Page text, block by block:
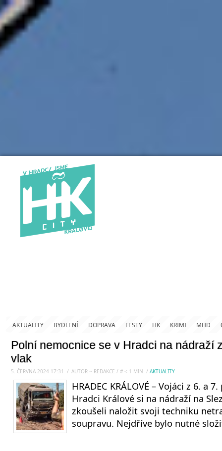
AKTUALITY BYDLENÍ DOPRAVA FESTY HK KRIMI MHD
Polní nemocnice se v Hradci na nádraží
vlak
5. ČERVNA 2024 17:31 / AUTOR ~ REDAKCE / # < 1 MIN. / AKTUALITY
HRADEC KRÁLOVÉ – Vojáci z 6. a
Hradci Králové si na nádraží na
zkoušeli naložit svoji techniku
soupravu. Nejdříve bylo nutné